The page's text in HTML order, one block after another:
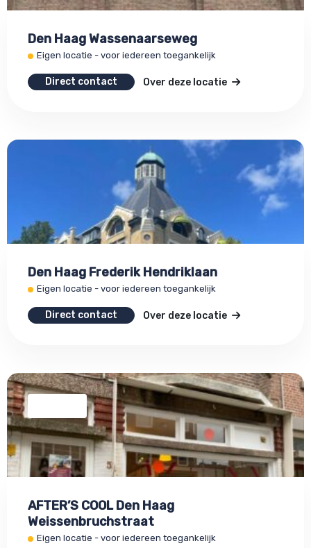
Den Haag Wassenaarseweg
Eigen locatie - voor iedereen toegankelijk
Direct contact Over deze locatie
Den Haag Frederik Hendriklaan
Eigen locatie - voor iedereen toegankelijk
Direct contact Over deze locatie
AFTER’S COOL Den Haag
Weissenbruchstraat
Eigen locatie - voor iedereen toegankelijk